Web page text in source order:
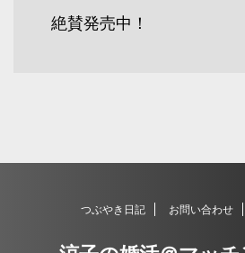
絶賛発売中！
つぶやき日記 お問い合わせ